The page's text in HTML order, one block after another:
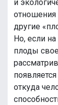
и
отношения
другие
Но, если
плоды
откуда